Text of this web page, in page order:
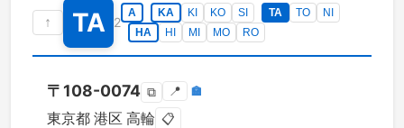
↑ TA 2
A KA KI KO SI TA TO
NI
HA
HI MI MO RO
〒 108-0074 ⧉ 📍 🏣
東京都 港区 高輪 📋